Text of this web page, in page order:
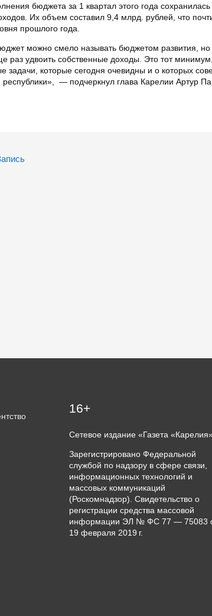
бюджета за 1 квартал этого года
Их объем составил 9,4 млрд. рублей, что
прошлого года.
можно смело называть бюджетом развития,
раз удвоить собственные доходы. Это тот
задачи, которые сегодня очевидны и о которых
республики», — подчеркнул глава Карелии Артур
16+
Сетевое издание «Газета
Зарегистрировано Федеральной
службой по надзору в сфере связи,
информационных технологий и
массовых коммуникаций
(Роскомнадзор). Свидетельство о
регистрации средства массовой
информации ЭЛ № ФС 77 — 75083
19 февраля 2019 г.